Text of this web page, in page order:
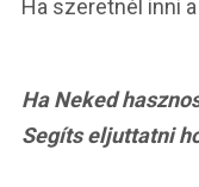
Ha szeretnél inni
Ha Neked
Segíts eljuttatni